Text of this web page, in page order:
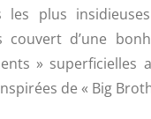
les plus
couvert d’une
» superficielles
de « Big